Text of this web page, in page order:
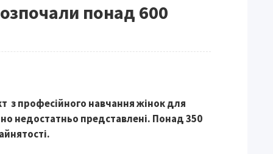
понад 600
з професійного навчання жінок для
недостатньо представлені. Понад 350